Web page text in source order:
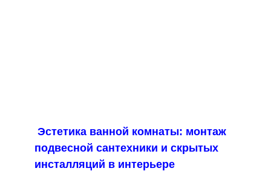
Эстетика ванной комнаты: монтаж
подвесной сантехники и скрытых
инсталляций в интерьере